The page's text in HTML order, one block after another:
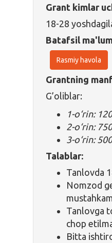
Grant kimlar
18-28
Batafsil
Rasmiy havola
Grantning
G’oliblar:
1-o‘rin:
2-o‘rin:
3-o‘rin:
Talablar:
Tanlovda
Nomzod
Tanlovga
chop
Bitta